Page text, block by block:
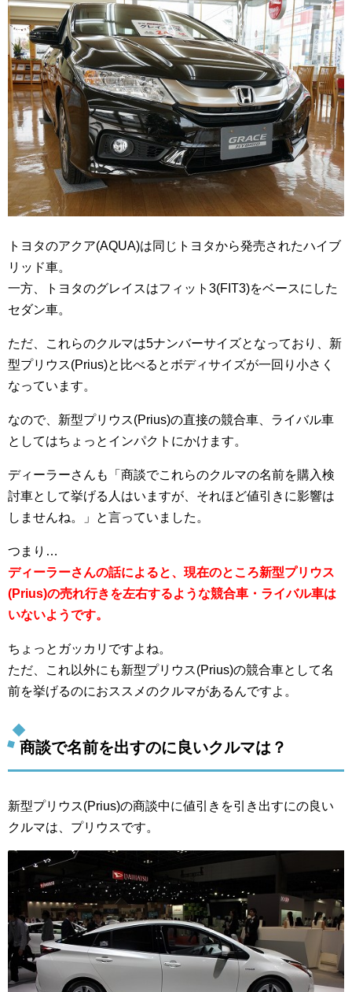
トヨタのアクア(AQUA)は同じトヨタから発売されたハイブ
リッド車。
一方、トヨタのグレイスはフィット3(FIT3)をベースにした
セダン車。
ただ、これらのクルマは5ナンバーサイズとなっており、新
型プリウス(Prius)と比べるとボディサイズが一回り小さく
なっています。
なので、新型プリウス(Prius)の直接の競合車、ライバル車
としてはちょっとインパクトにかけます。
ディーラーさんも「商談でこれらのクルマの名前を購入検
討車として挙げる人はいますが、それほど値引きに影響は
しませんね。」と言っていました。
つまり…
ディーラーさんの話によると、現在のところ新型プリウス
(Prius)の売れ行きを左右するような競合車・ライバル車は
いないようです。
ちょっとガッカリですよね。
ただ、これ以外にも新型プリウス(Prius)の競合車として名
前を挙げるのにおススメのクルマがあるんですよ。
商談で名前を出すのに良いクルマは？
新型プリウス(Prius)の商談中に値引きを引き出すにの良い
クルマは、プリウスです。